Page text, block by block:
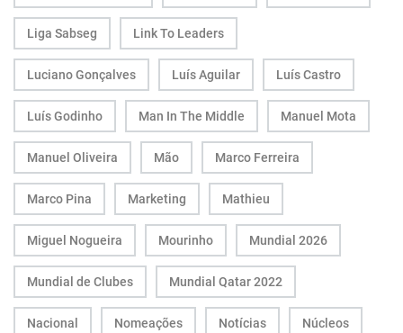
Liga Sabseg Link To Leaders
Luciano Gonçalves Luís Aguilar Luís Castro
Luís Godinho Man In The Middle Manuel Mota
Manuel Oliveira Mão Marco Ferreira
Marco Pina Marketing Mathieu
Miguel Nogueira Mourinho Mundial 2026
Mundial de Clubes Mundial Qatar 2022
Nacional Nomeações Notícias Núcleos